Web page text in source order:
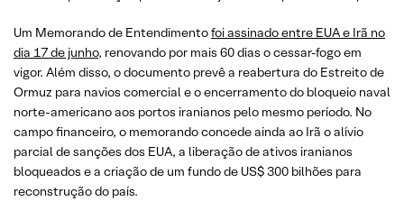
Um Memorando de Entendimentofoi assinado entre EUA e Irã no
dia 17 de junho, renovando por mais 60 dias o cessar-fogo em
vigor. Além disso, o documento prevê a reabertura do Estreito de
Ormuz para navios comercial e o encerramento do bloqueio naval
norte-americano aos portos iranianos pelo mesmo período. No
campo financeiro, o memorando concede ainda ao Irã o alívio
parcial de sanções dos EUA, a liberação de ativos iranianos
bloqueados e a criação de um fundo de US$ 300 bilhões para
reconstrução do país.